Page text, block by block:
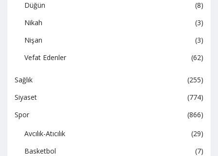
Düğün
(8)
Nikah
(3)
Nişan
(3)
Vefat Edenler
(62)
Sağlık
(255)
Siyaset
(774)
Spor
(866)
Avcılık-Atıcılık
(29)
Basketbol
(7)